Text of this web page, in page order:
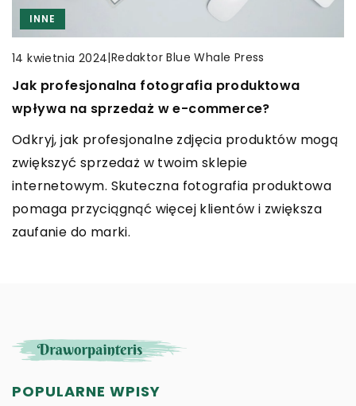
usług, dodatkowych usług turystycznych, grup […]
INNE
14 kwietnia 2024|Redaktor Blue Whale Press
Jak profesjonalna fotografia produktowa
wpływa na sprzedaż w e-commerce?
Odkryj, jak profesjonalne zdjęcia produktów mogą
zwiększyć sprzedaż w twoim sklepie
internetowym. Skuteczna fotografia produktowa
pomaga przyciągnąć więcej klientów i zwiększa
zaufanie do marki.
INNE
9 sierpnia 2025|Redaktor Blue Whale Press
Jak sztuczna inteligencja rewolucjonizuje
zarządzanie łańcuchem dostaw
Odkryj, jak nowoczesne technologie i sztuczna
inteligencja zmieniają sposób działania łańcuchów
dostaw, zwiększając efektywność i redukując
koszty operacyjne.
POPULARNE WPISY